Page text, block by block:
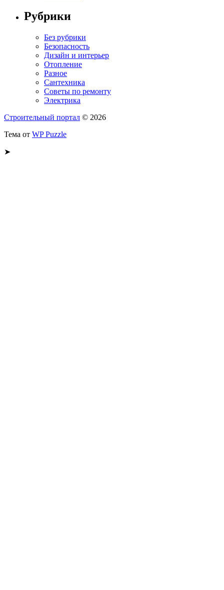
Рубрики
Без рубрики
Безопасность
Дизайн и интерьер
Отопление
Разное
Сантехника
Советы по ремонту
Электрика
Строительный портал © 2026
Тема от WP Puzzle
➤